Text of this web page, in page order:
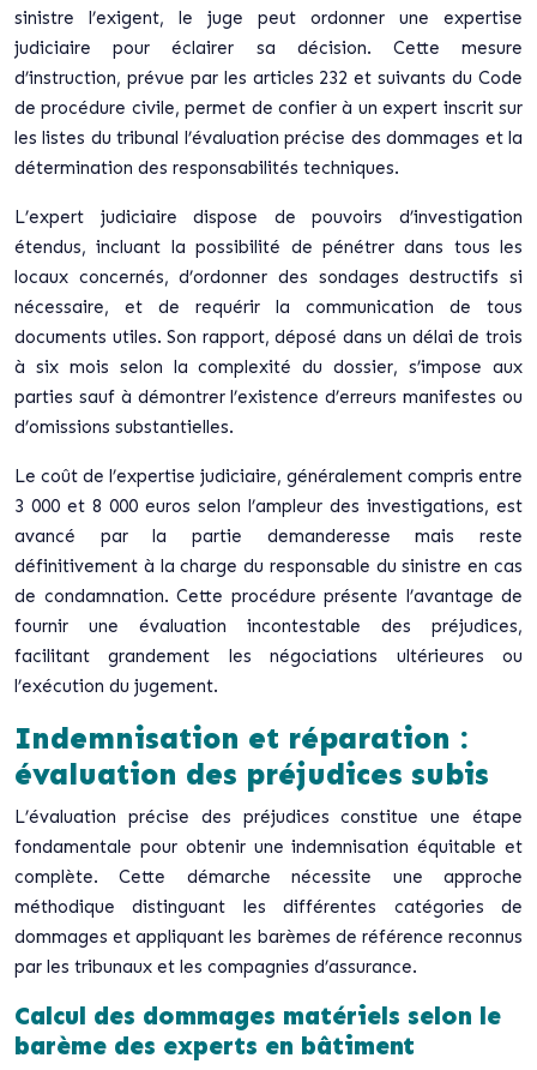
sinistre l’exigent, le juge peut ordonner une expertise
judiciaire pour éclairer sa décision. Cette mesure
d’instruction, prévue par les articles 232 et suivants du Code
de procédure civile, permet de confier à un expert inscrit sur
les listes du tribunal l’évaluation précise des dommages et la
détermination des responsabilités techniques.
L’expert judiciaire dispose de pouvoirs d’investigation
étendus, incluant la possibilité de pénétrer dans tous les
locaux concernés, d’ordonner des sondages destructifs si
nécessaire, et de requérir la communication de tous
documents utiles. Son rapport, déposé dans un délai de trois
à six mois selon la complexité du dossier, s’impose aux
parties sauf à démontrer l’existence d’erreurs manifestes ou
d’omissions substantielles.
Le coût de l’expertise judiciaire, généralement compris entre
3 000 et 8 000 euros selon l’ampleur des investigations, est
avancé par la partie demanderesse mais reste
définitivement à la charge du responsable du sinistre en cas
de condamnation. Cette procédure présente l’avantage de
fournir une évaluation incontestable des préjudices,
facilitant grandement les négociations ultérieures ou
l’exécution du jugement.
Indemnisation et réparation :
évaluation des préjudices subis
L’évaluation précise des préjudices constitue une étape
fondamentale pour obtenir une indemnisation équitable et
complète. Cette démarche nécessite une approche
méthodique distinguant les différentes catégories de
dommages et appliquant les barèmes de référence reconnus
par les tribunaux et les compagnies d’assurance.
Calcul des dommages matériels selon le
barème des experts en bâtiment